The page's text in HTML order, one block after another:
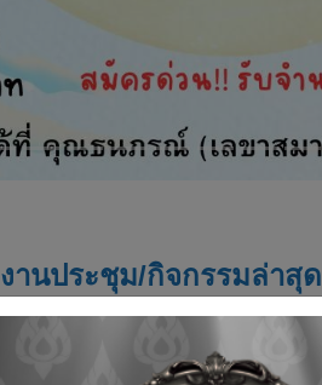
งานประชุม/กิจกรรมล่าสุด